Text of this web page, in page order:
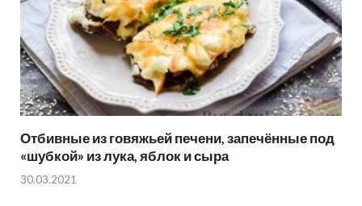
Отбивные из говяжьей печени, запечённые под
«шубкой» из лука, яблок и сыра
30.03.2021